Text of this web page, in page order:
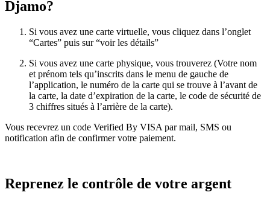
Djamo?
Si vous avez une carte virtuelle, vous cliquez dans l’onglet
“Cartes” puis sur “voir les détails”
Si vous avez une carte physique, vous trouverez (Votre nom
et prénom tels qu’inscrits dans le menu de gauche de
l’application, le numéro de la carte qui se trouve à l’avant de
la carte, la date d’expiration de la carte, le code de sécurité de
3 chiffres situés à l’arrière de la carte).
Vous recevrez un code Verified By VISA par mail, SMS ou
notification afin de confirmer votre paiement.
Reprenez le contrôle de votre argent